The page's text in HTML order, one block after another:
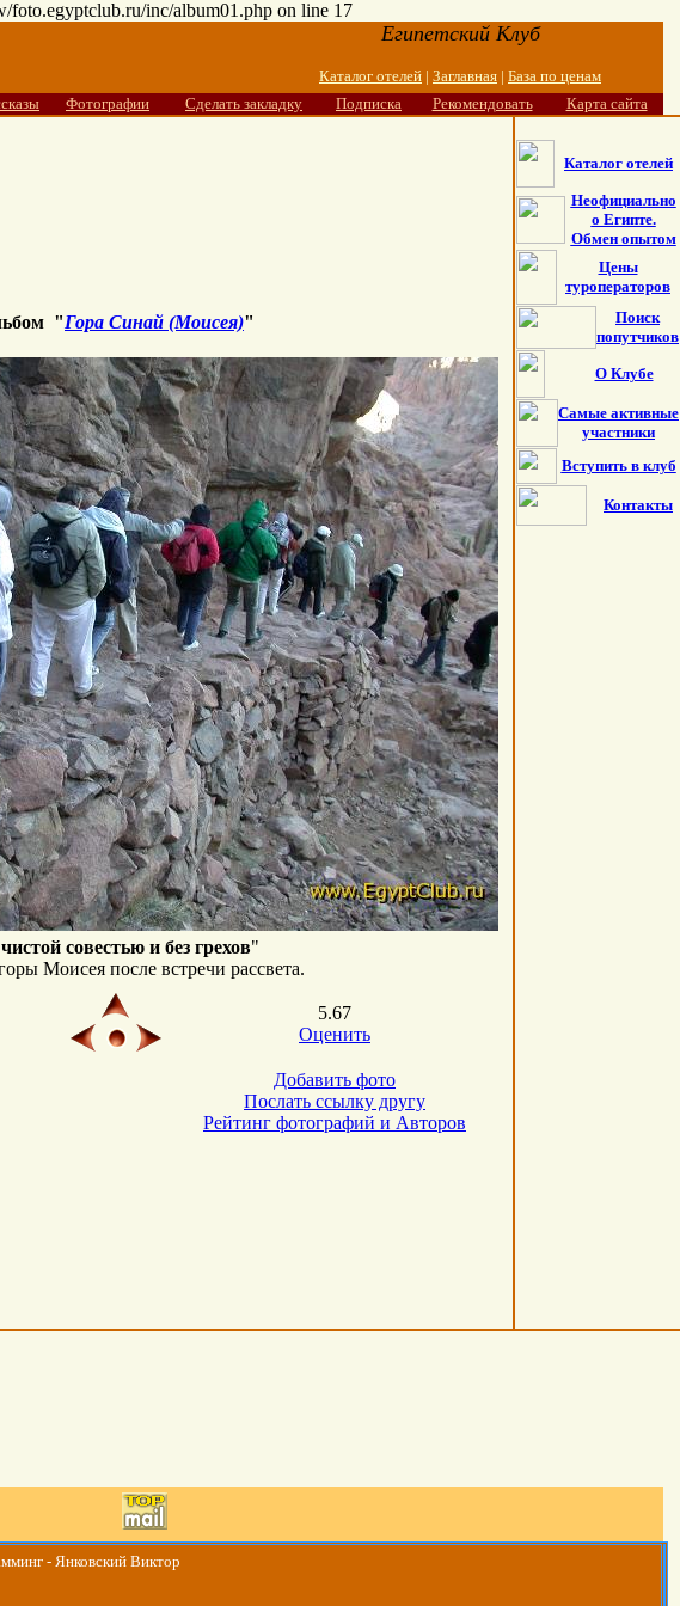
foto.egyptclub.ru/inc/album01.php on line 17
Египетский Клуб
Каталог отелей | Заглавная | База по ценам
Фотографии Сделать закладку Подписка Рекомендовать Карта сайта
"Гора Синай (Моисея)"
совестью и без грехов"
Моисея после встречи рассвета.
5.67
Оценить
Добавить фото
Послать ссылку другу
Рейтинг фотографий и Авторов
Каталог отелей
Неофициально
о Египте.
Обмен опытом
Цены
туроператоров
Поиск
попутчиков
О Клубе
Самые активные
участники
Вступить в клуб
Контакты
- Янковский Виктор